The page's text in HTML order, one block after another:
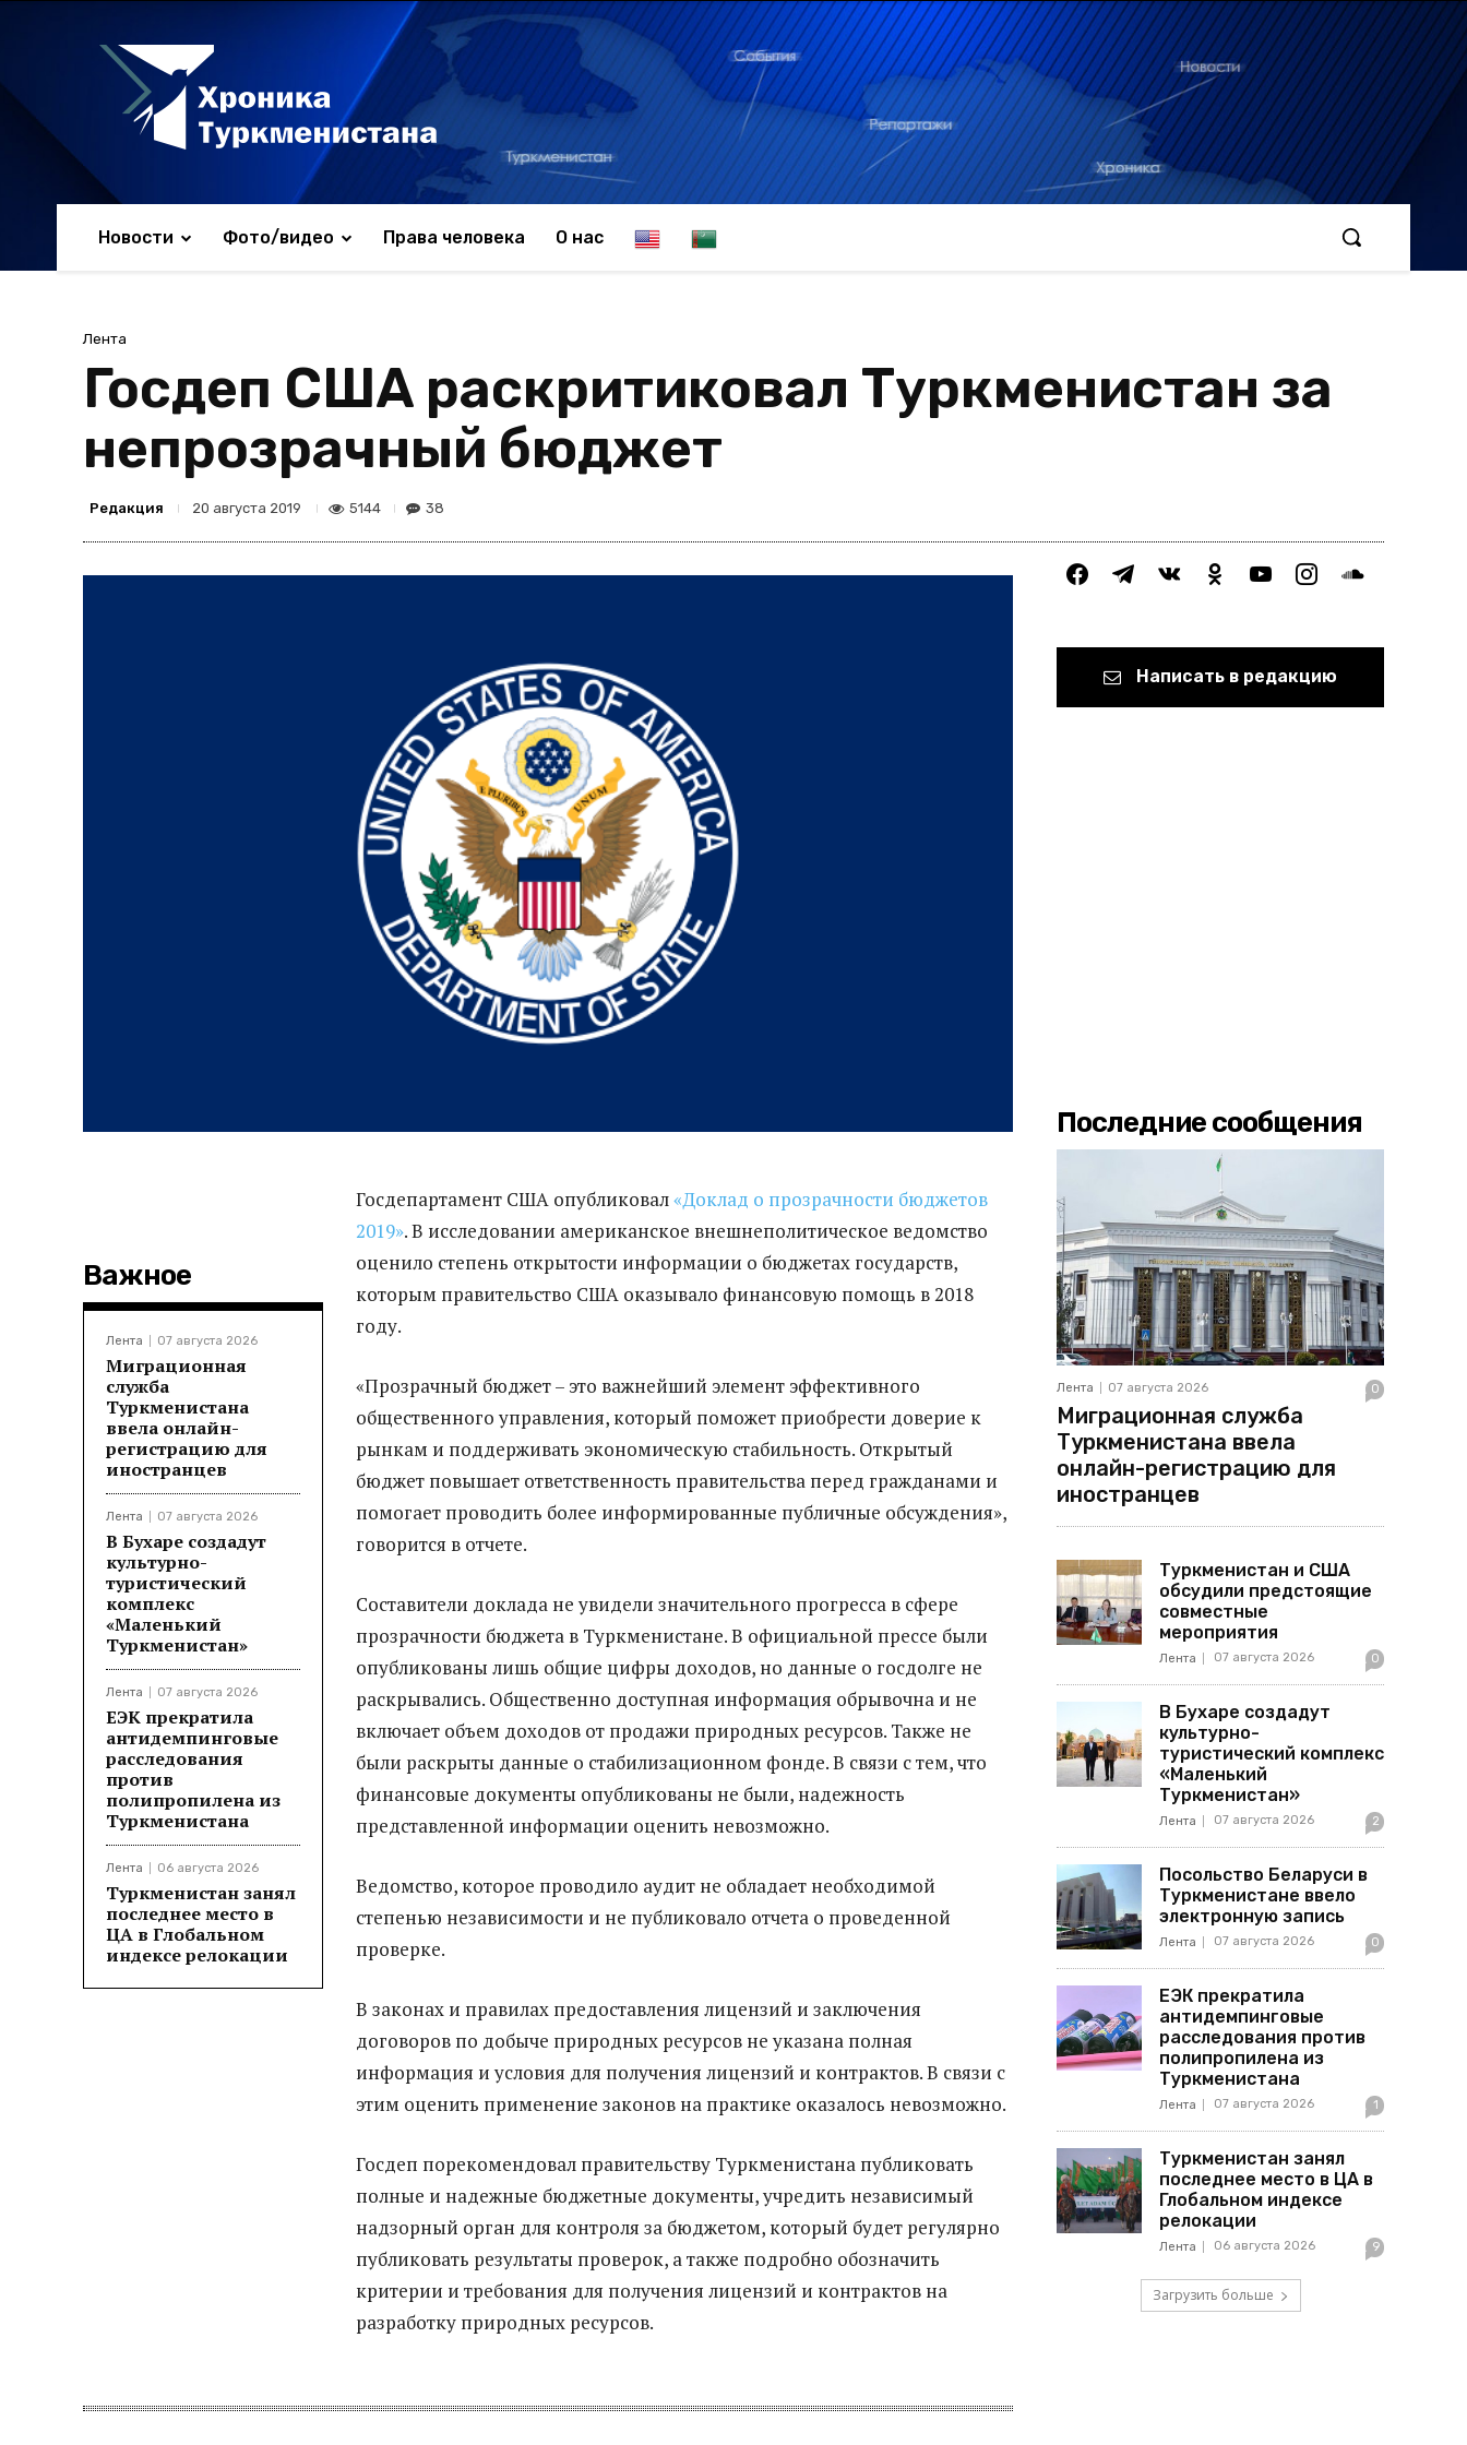
Новости Фото/видео Права человека О нас E T
k
e
Лента
Госдеп США раскритиковал Туркменистан за
непрозрачный бюджет
Редакция 20 августа 2019 5144 38
Важное
Лента 07 августа 2026
Миграционная
служба
Туркменистана
ввела онлайн-
регистрацию для
иностранцев
Лента 07 августа 2026
В Бухаре создадут
культурно-
туристический
комплекс
«Маленький
Туркменистан»
Лента 07 августа 2026
ЕЭК прекратила
антидемпинговые
расследования
против
полипропилена из
Туркменистана
Лента 06 августа 2026
Туркменистан занял
последнее место в
ЦА в Глобальном
индексе релокации
Госдепартамент США опубликовал«Доклад о прозрачности бюджетов
2019». В исследовании американское внешнеполитическое ведомство
оценило степень открытости информации о бюджетах государств,
которым правительство США оказывало финансовую помощь в 2018
году.
«Прозрачный бюджет – это важнейший элемент эффективного
общественного управления, который поможет приобрести доверие к
рынкам и поддерживать экономическую стабильность. Открытый
бюджет повышает ответственность правительства перед гражданами и
помогает проводить более информированные публичные обсуждения»,
говорится в отчете.
Составители доклада не увидели значительного прогресса в сфере
прозрачности бюджета в Туркменистане. В официальной прессе были
опубликованы лишь общие цифры доходов, но данные о госдолге не
раскрывались. Общественно доступная информация обрывочна и не
включает объем доходов от продажи природных ресурсов. Также не
были раскрыты данные о стабилизационном фонде. В связи с тем, что
финансовые документы опубликованы не были, надежность
представленной информации оценить невозможно.
Ведомство, которое проводило аудит не обладает необходимой
степенью независимости и не публиковало отчета о проведенной
проверке.
В законах и правилах предоставления лицензий и заключения
договоров по добыче природных ресурсов не указана полная
информация и условия для получения лицензий и контрактов. В связи с
этим оценить применение законов на практике оказалось невозможно.
Госдеп порекомендовал правительству Туркменистана публиковать
полные и надежные бюджетные документы, учредить независимый
надзорный орган для контроля за бюджетом, который будет регулярно
публиковать результаты проверок, а также подробно обозначить
критерии и требования для получения лицензий и контрактов на
разработку природных ресурсов.
facebooktelegramvkontakteodnoklassniki
youtubeinstagramsoundcloud
Написать в редакцию
Последние сообщения
Лента 07 августа 2026 0
Миграционная служба
Туркменистана ввела
онлайн-регистрацию для
иностранцев
Туркменистан и США
обсудили предстоящие
совместные
мероприятия
Лента 07 августа 2026 0
В Бухаре создадут
культурно-
туристический комплекс
«Маленький
Туркменистан»
Лента 07 августа 2026 2
Посольство Беларуси в
Туркменистане ввело
электронную запись
Лента 07 августа 2026 0
ЕЭК прекратила
антидемпинговые
расследования против
полипропилена из
Туркменистана
Лента 07 августа 2026 1
Туркменистан занял
последнее место в ЦА в
Глобальном индексе
релокации
Лента 06 августа 2026 9
Загрузить больше